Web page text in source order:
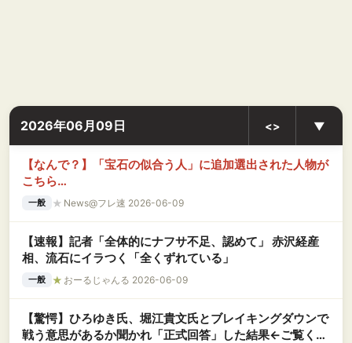
2026年06月09日 <> ▼
【なんで？】「宝石の似合う人」に追加選出された人物が
こちら…
一般 ★ News@フレ速 2026-06-09
【速報】記者「全体的にナフサ不足、認めて」 赤沢経産
相、流石にイラつく「全くずれている」
一般 ★ おーるじゃんる 2026-06-09
【驚愕】ひろゆき氏、堀江貴文氏とブレイキングダウンで
戦う意思があるか聞かれ「正式回答」した結果←ご覧くだ